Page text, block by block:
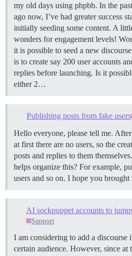
my old days using phpbb. In the
ago now, I’ve had greater success
initially seeding some content. A
wonders for engagement levels!
it is possible to seed a new
is to create say 200 user accounts
replies before launching. Is it
either 2…
Publishing posts from fake users
Hello everyone, please tell me.
at first there are no users, so the
posts and replies to them
helps organize this? For example,
users and so on. I hope you
AI sockpuppet accounts to
Support
I am considering to add a discourse
certain audience. However, since